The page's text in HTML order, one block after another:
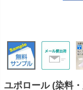
ユポロール (染料